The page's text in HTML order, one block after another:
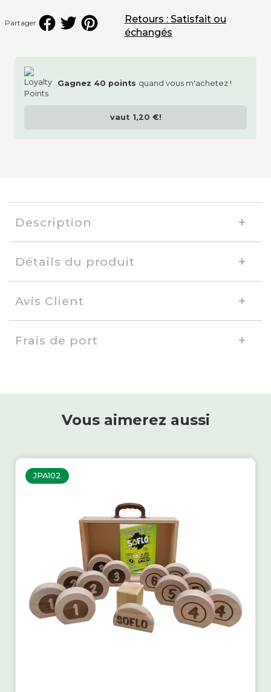
Partager
Gagnez 40 points quand vous m'achetez !
vaut 1,20 €!
Retours : Satisfait ou
échangés
Description
Détails du produit
Avis Client
Frais de port
Vous aimerez aussi
JPA102